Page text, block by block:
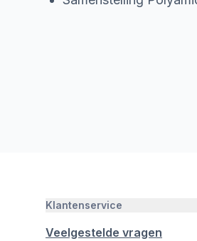
Klantenservice
Veelgestelde vragen